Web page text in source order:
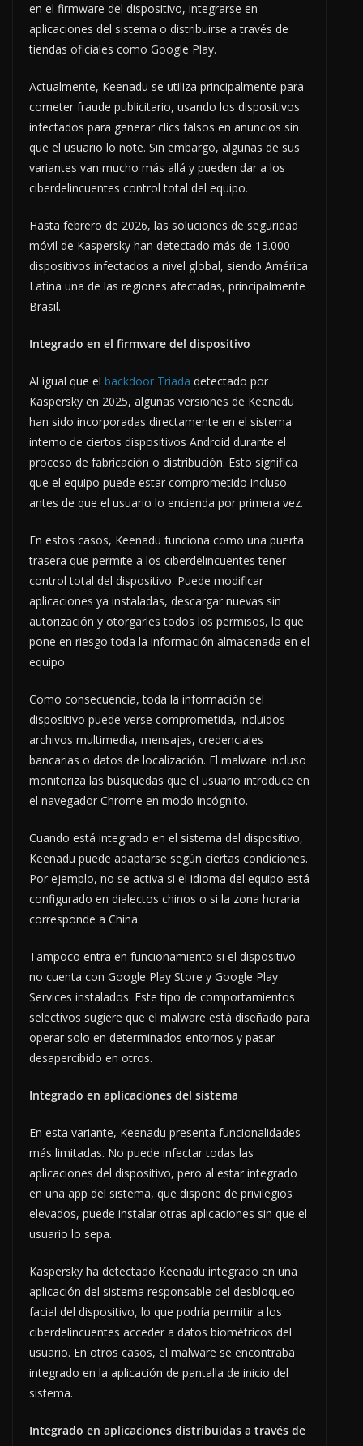
en el firmware del dispositivo, integrarse en
aplicaciones del sistema o distribuirse a través de
tiendas oficiales como Google Play.
Actualmente, Keenadu se utiliza principalmente para
cometer fraude publicitario, usando los dispositivos
infectados para generar clics falsos en anuncios sin
que el usuario lo note. Sin embargo, algunas de sus
variantes van mucho más allá y pueden dar a los
ciberdelincuentes control total del equipo.
Hasta febrero de 2026, las soluciones de seguridad
móvil de Kaspersky han detectado más de 13.000
dispositivos infectados a nivel global, siendo América
Latina una de las regiones afectadas, principalmente
Brasil.
Integrado en el firmware del dispositivo
Al igual que el backdoor Triada detectado por
Kaspersky en 2025, algunas versiones de Keenadu
han sido incorporadas directamente en el sistema
interno de ciertos dispositivos Android durante el
proceso de fabricación o distribución. Esto significa
que el equipo puede estar comprometido incluso
antes de que el usuario lo encienda por primera vez.
En estos casos, Keenadu funciona como una puerta
trasera que permite a los ciberdelincuentes tener
control total del dispositivo. Puede modificar
aplicaciones ya instaladas, descargar nuevas sin
autorización y otorgarles todos los permisos, lo que
pone en riesgo toda la información almacenada en el
equipo.
Como consecuencia, toda la información del
dispositivo puede verse comprometida, incluidos
archivos multimedia, mensajes, credenciales
bancarias o datos de localización. El malware incluso
monitoriza las búsquedas que el usuario introduce en
el navegador Chrome en modo incógnito.
Cuando está integrado en el sistema del dispositivo,
Keenadu puede adaptarse según ciertas condiciones.
Por ejemplo, no se activa si el idioma del equipo está
configurado en dialectos chinos o si la zona horaria
corresponde a China.
Tampoco entra en funcionamiento si el dispositivo
no cuenta con Google Play Store y Google Play
Services instalados. Este tipo de comportamientos
selectivos sugiere que el malware está diseñado para
operar solo en determinados entornos y pasar
desapercibido en otros.
Integrado en aplicaciones del sistema
En esta variante, Keenadu presenta funcionalidades
más limitadas. No puede infectar todas las
aplicaciones del dispositivo, pero al estar integrado
en una app del sistema, que dispone de privilegios
elevados, puede instalar otras aplicaciones sin que el
usuario lo sepa.
Kaspersky ha detectado Keenadu integrado en una
aplicación del sistema responsable del desbloqueo
facial del dispositivo, lo que podría permitir a los
ciberdelincuentes acceder a datos biométricos del
usuario. En otros casos, el malware se encontraba
integrado en la aplicación de pantalla de inicio del
sistema.
Integrado en aplicaciones distribuidas a través de